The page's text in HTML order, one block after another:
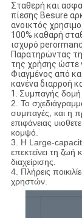
Σταθερή και
πίεσης Besure
ανοικτός
100% καθαρή
ισχυρό
Παρατηρώντας
της χρήσης ώστε
Φιαγμένος από
κανένα διαρροή
1. Συμπαγής δομή
2. Το
συμπαγές, και η
επιφάνειας
κομψό.
3. Η Large-
επεκτείνει τη ζωή
διαχείρισης.
4. Πλήρεις
χρηστών.